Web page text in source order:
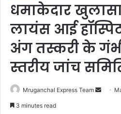
धमाकेदार
लायंस आई
अंग तस्करी के
स्तरीय जांच
Mruganchal Express Team
Send
3 minutes read